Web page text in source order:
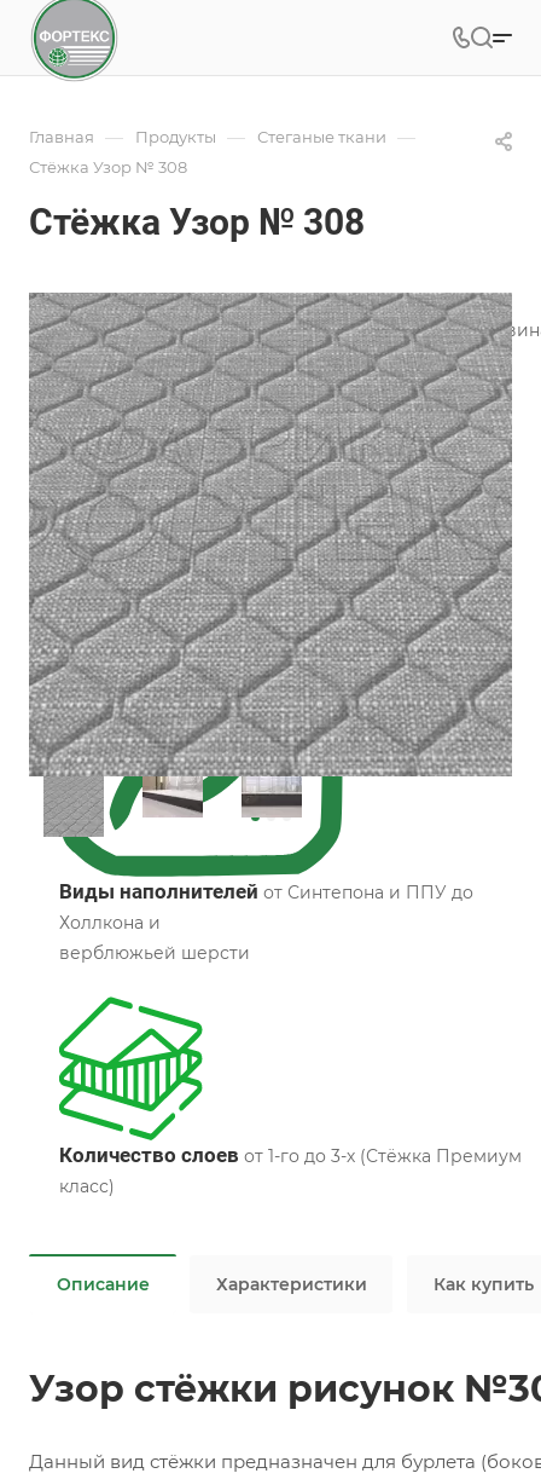
Главная — Продукты — Стеганые ткани —
Стёжка Узор № 308
Стёжка Узор № 308
Арт.308
Данный вид стёжки предназначен для бурлета
для бурлетной стёжки считается Рогожка.
Подробности
Характеристики
Категория— Стежка мелкий рисунок
Тип рисунка— Супер мелкий
Рапорт рисунка, мм— 50x75
Все характеристики
Виды наполнителей от Синтепона и ППУ до
Холлкона и
верблюжьей шерсти
Количество слоев от 1-го до 3-х (Стёжка Премиум
класс)
Описание Характеристики Как купить
Узор стёжки рисунок
Данный вид стёжки предназначен для бурлета